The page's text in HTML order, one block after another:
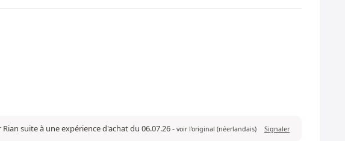
suite à une expérience d'achat du 06.07.26- voir l'original (néerlandais) Signaler